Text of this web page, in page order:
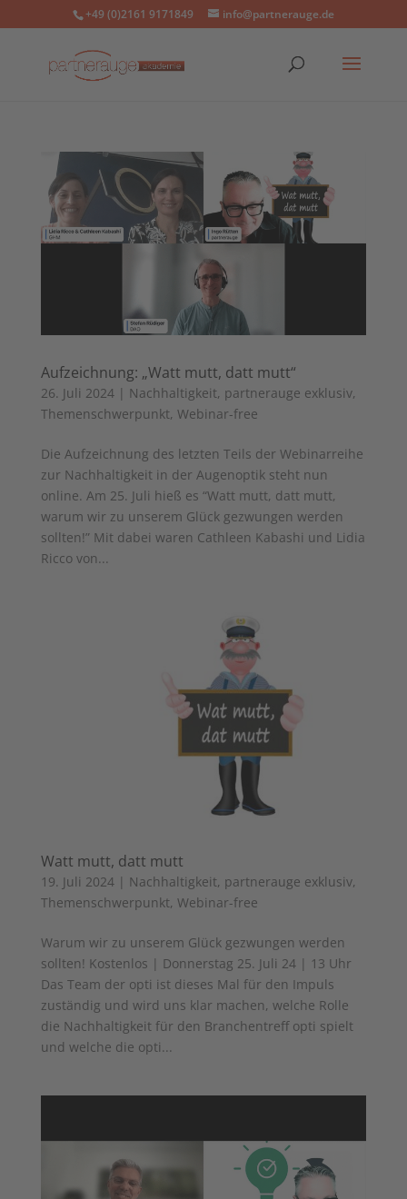
+49 (0)2161 9171849 info@partnerauge.de
Aufzeichnung: „Watt mutt, datt mutt“
26. Juli 2024| Nachhaltigkeit, partnerauge exklusiv,
Themenschwerpunkt, Webinar-free
Die Aufzeichnung des letzten Teils der Webinarreihe
zur Nachhaltigkeit in der Augenoptik steht nun
online. Am 25. Juli hieß es “Watt mutt, datt mutt,
warum wir zu unserem Glück gezwungen werden
sollten!” Mit dabei waren Cathleen Kabashi und Lidia
Ricco von...
Watt mutt, datt mutt
19. Juli 2024| Nachhaltigkeit, partnerauge exklusiv,
Themenschwerpunkt, Webinar-free
Warum wir zu unserem Glück gezwungen werden
sollten! Kostenlos | Donnerstag 25. Juli 24 | 13 Uhr
Das Team der opti ist dieses Mal für den Impuls
zuständig und wird uns klar machen, welche Rolle
die Nachhaltigkeit für den Branchentreff opti spielt
und welche die opti...